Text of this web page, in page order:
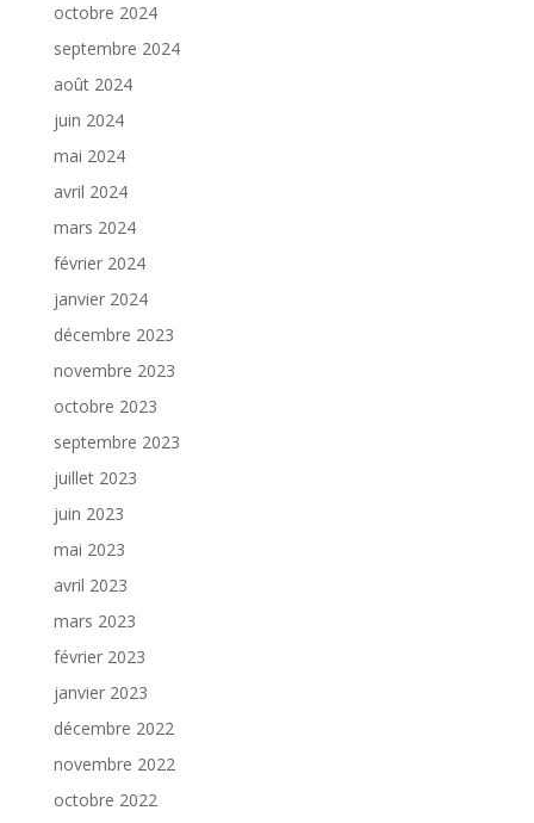
octobre 2024
septembre 2024
août 2024
juin 2024
mai 2024
avril 2024
mars 2024
février 2024
janvier 2024
décembre 2023
novembre 2023
octobre 2023
septembre 2023
juillet 2023
juin 2023
mai 2023
avril 2023
mars 2023
février 2023
janvier 2023
décembre 2022
novembre 2022
octobre 2022